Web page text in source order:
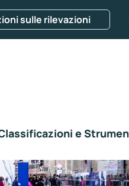
sulle rilevazioni
e